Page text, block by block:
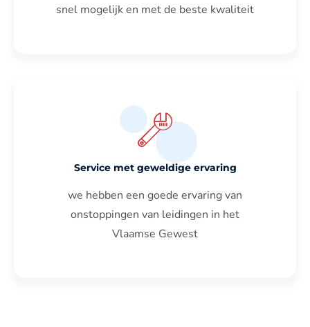
snel mogelijk en met de beste kwaliteit
Service met geweldige ervaring
we hebben een goede ervaring van
onstoppingen van leidingen in het
Vlaamse Gewest